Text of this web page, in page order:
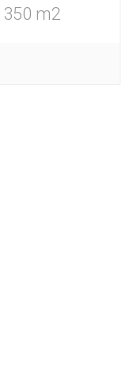
350 m2